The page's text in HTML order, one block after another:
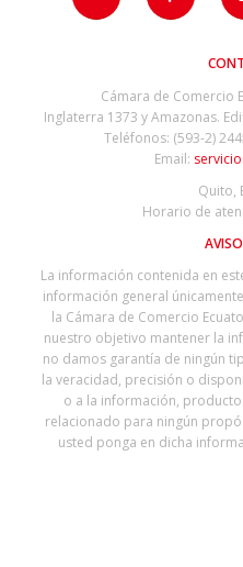
Cámara de Comercio
Inglaterra 1373 y Amazonas.
Teléfonos: (593-2)
Email:
Quito,
Horario de
La información contenida en
información general
la Cámara de Comercio
nuestro objetivo mantener la
no damos garantía de ningún
la veracidad, precisión o
o a la información,
relacionado para ningún
usted ponga en dicha